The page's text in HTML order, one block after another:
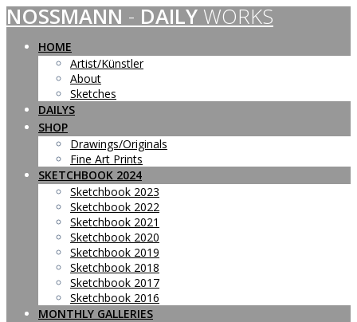
Skip
to
content
NOSSMANN - DAILY WORKS
HOME
Artist/Künstler
About
Sketches
DAILYS
SHOP
Drawings/Originals
Fine Art Prints
SKETCHBOOK 2024
Sketchbook 2023
Sketchbook 2022
Sketchbook 2021
Sketchbook 2020
Sketchbook 2019
Sketchbook 2018
Sketchbook 2017
Sketchbook 2016
MONTHLY GALLERIES